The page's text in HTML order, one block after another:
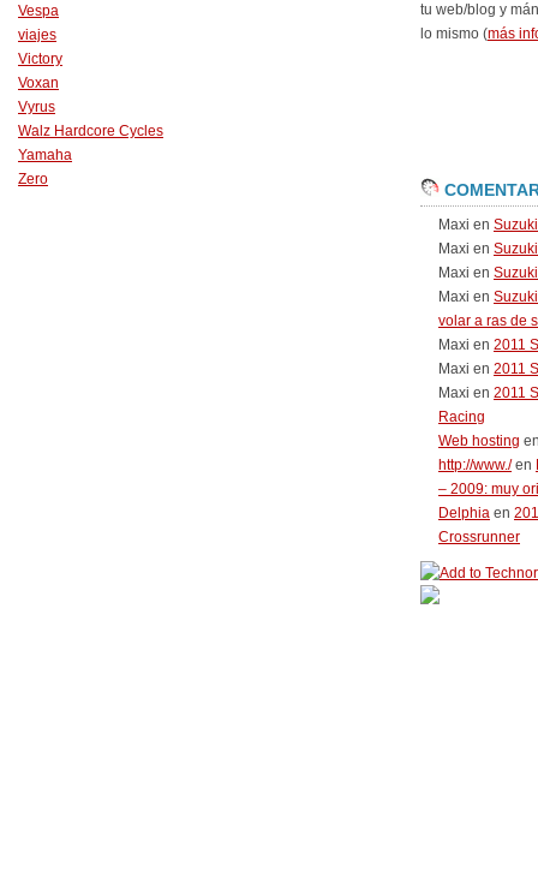
Vespa
viajes
Victory
Voxan
Vyrus
Walz Hardcore Cycles
Yamaha
Zero
tu web/blog y
lo mismo (más
Maxi en
Maxi en
Maxi en
Maxi en
volar a ras de
Maxi en 2011
Maxi en 2011
Maxi en 2011
Racing
Web hosting
http://www./en
– 2009: muy
Delphia en
Crossrunner